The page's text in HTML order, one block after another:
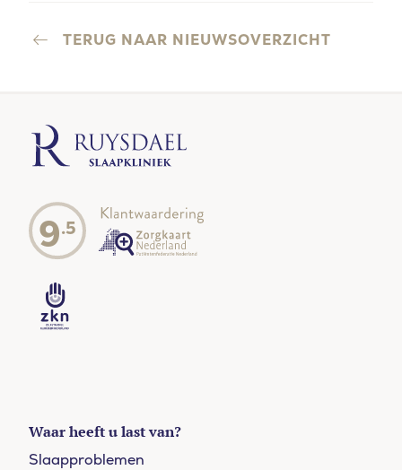
TERUG NAAR NIEUWSOVERZICHT
9.5
Waar heeft u last van?
Slaapproblemen